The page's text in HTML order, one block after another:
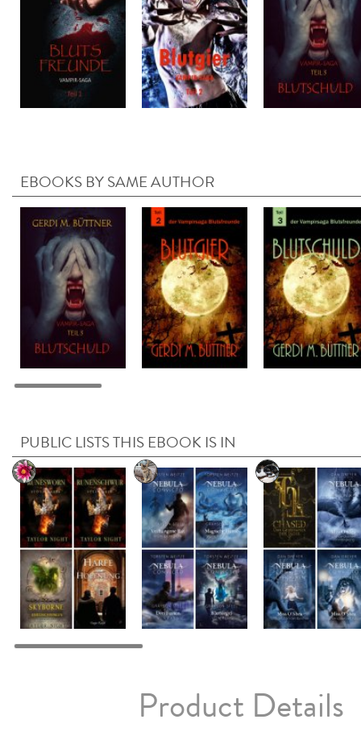
EBOOKS BY SAME AUTHOR
PUBLIC LISTS THIS EBOOK IS IN
Product Details